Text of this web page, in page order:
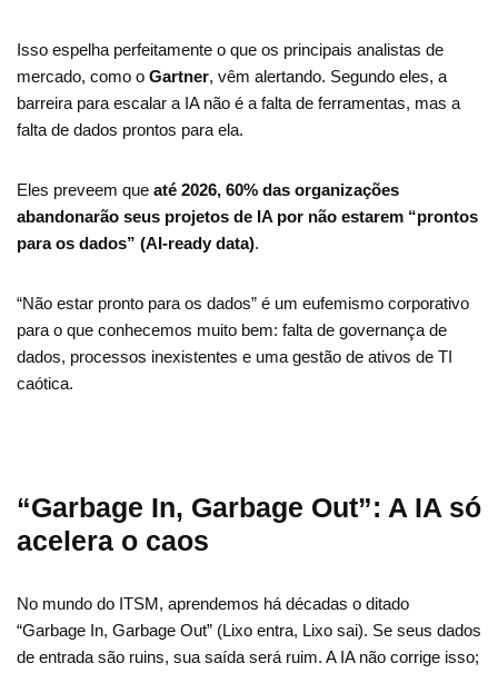
Isso espelha perfeitamente o que os principais analistas de
mercado, como o Gartner, vêm alertando. Segundo eles, a
barreira para escalar a IA não é a falta de ferramentas, mas a
falta de dados prontos para ela.
Eles preveem que até 2026, 60% das organizações
abandonarão seus projetos de IA por não estarem “prontos
para os dados” (AI-ready data).
“Não estar pronto para os dados” é um eufemismo corporativo
para o que conhecemos muito bem: falta de governança de
dados, processos inexistentes e uma gestão de ativos de TI
caótica.
“Garbage In, Garbage Out”: A IA só
acelera o caos
No mundo do ITSM, aprendemos há décadas o ditado
“Garbage In, Garbage Out” (Lixo entra, Lixo sai). Se seus dados
de entrada são ruins, sua saída será ruim. A IA não corrige isso;